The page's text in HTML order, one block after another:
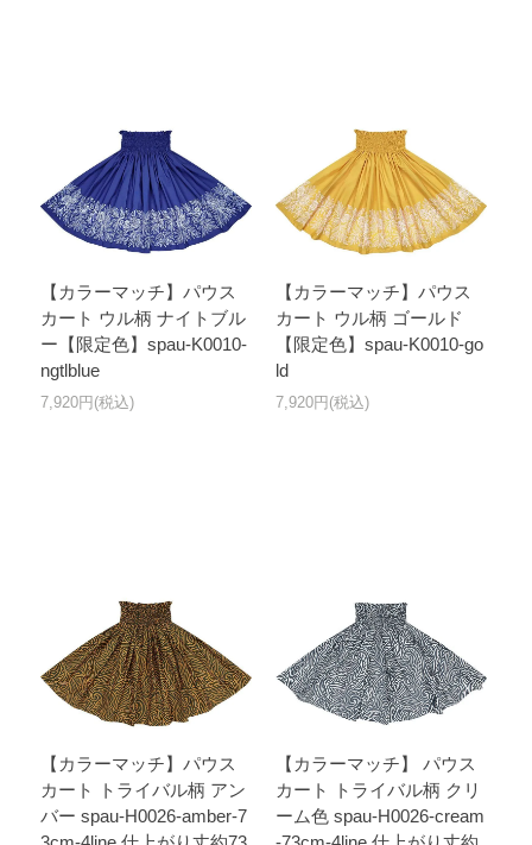
【カラーマッチ】パウス
カート ウル柄 ナイトブル
ー【限定色】spau-K0010-
ngtlblue
7,920円(税込)
【カラーマッチ】パウス
カート ウル柄 ゴールド
【限定色】spau-K0010-go
ld
7,920円(税込)
【カラーマッチ】パウス
カート トライバル柄 アン
バー spau-H0026-amber-7
【カラーマッチ】 パウス
カート トライバル柄 クリ
ーム色 spau-H0026-cream